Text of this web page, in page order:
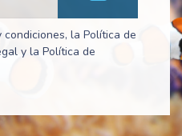
la Política de
y la Política de